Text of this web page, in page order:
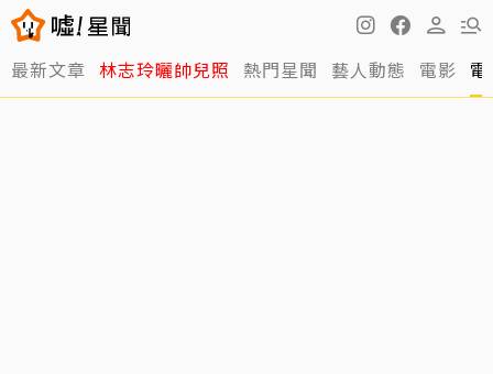
最新文章 林志玲曬帥兒照 熱門星聞 藝人動態 電影